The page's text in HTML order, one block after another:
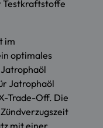
Testkraftstoffe
im
optimales
Jatrophaöl
Trade-Off. Die